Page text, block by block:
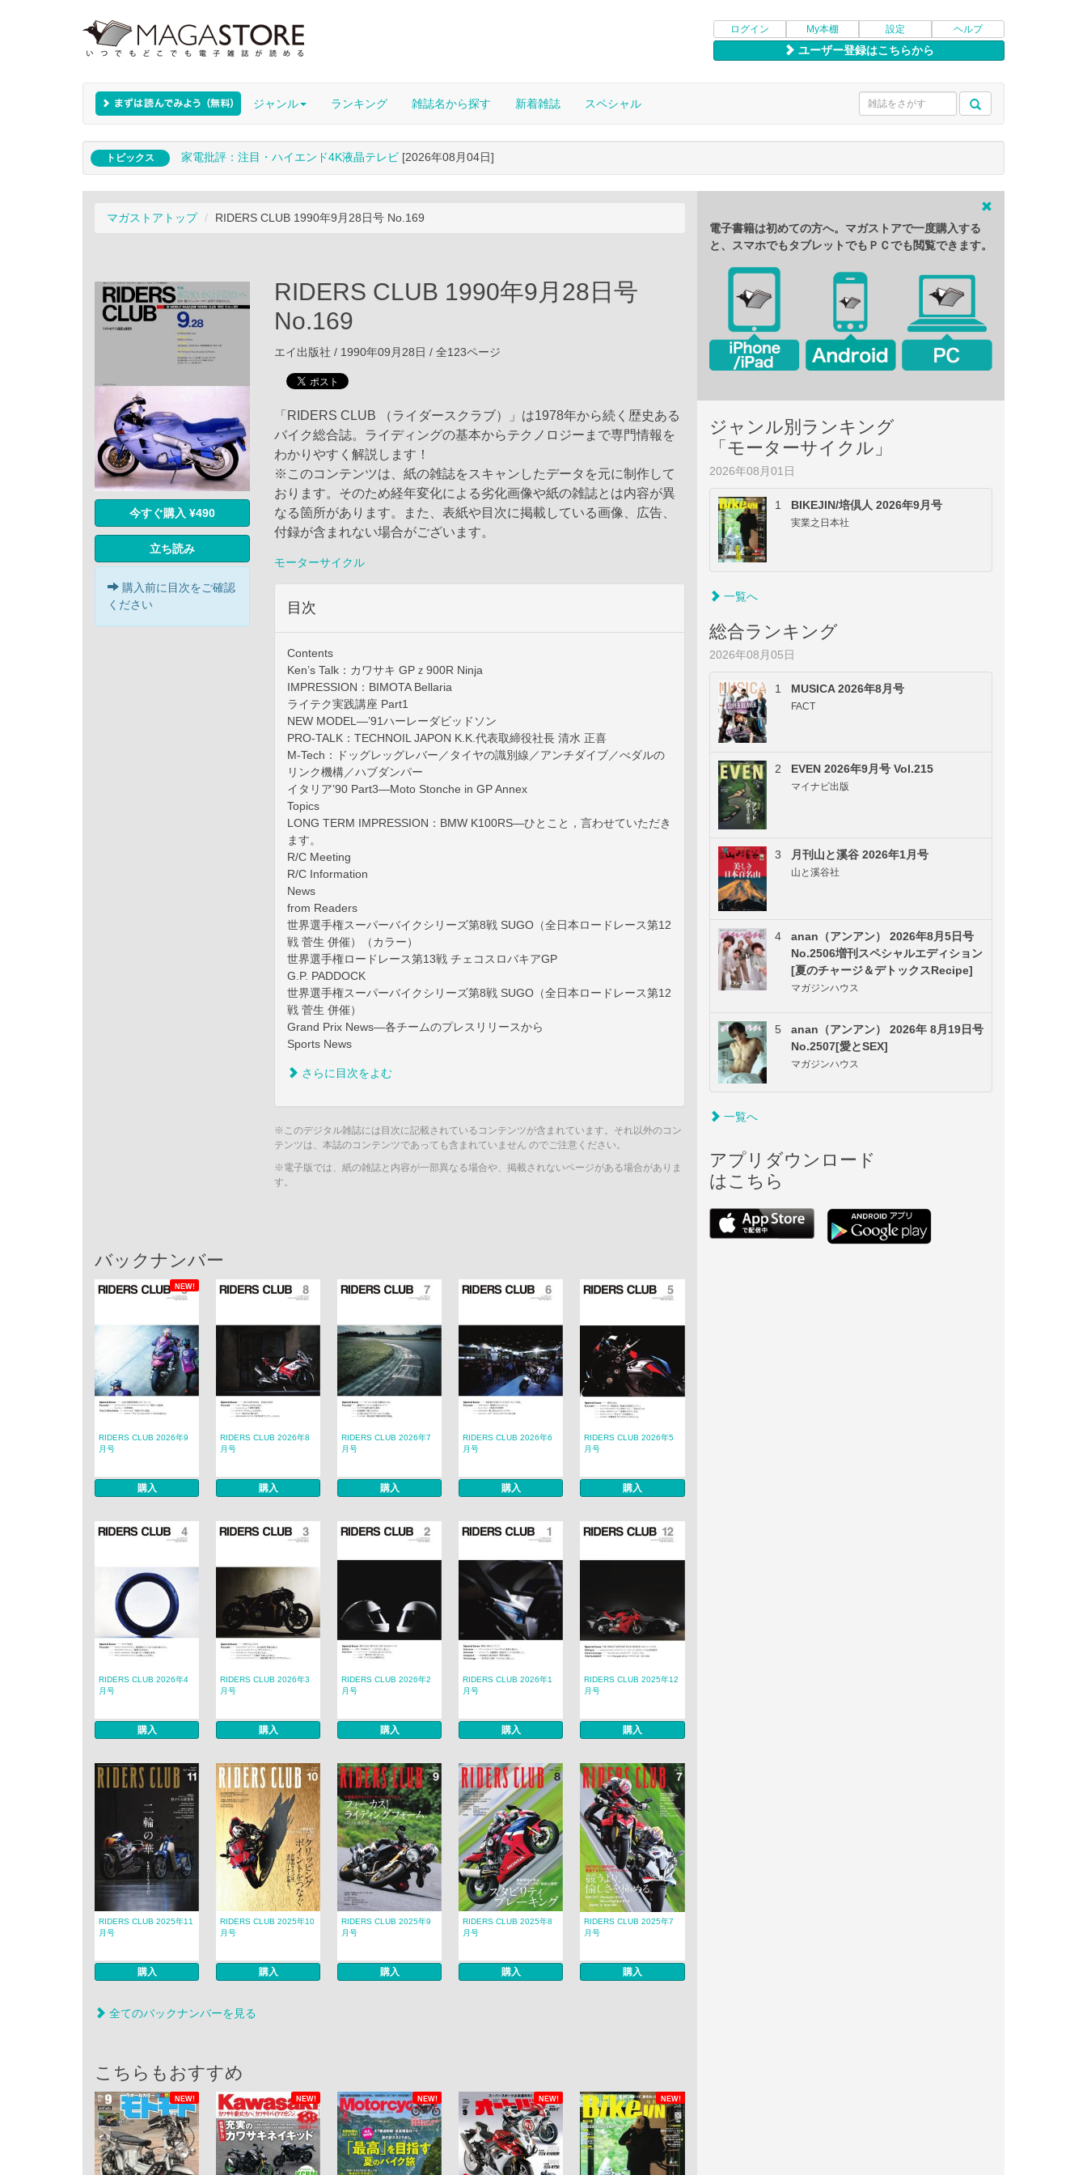
ログイン My本棚 設定 ヘルプ
ユーザー登録はこちらから
ジャンル ランキング 雑誌名から探す 新着雑誌 スペシャル
トピックス 家電批評：注目・ハイエンド4K液晶テレビ [2026年08月04日]
マガストアトップ RIDERS CLUB 1990年9月28日号 No.169
今すぐ購入 ¥490
立ち読み
購入前に目次をご確認
ください
RIDERS CLUB 1990年9月28日号
No.169
エイ出版社 / 1990年09月28日 / 全123ページ
「RIDERS CLUB （ライダースクラブ）」は1978年から続く歴史ある
バイク総合誌。ライディングの基本からテクノロジーまで専門情報を
わかりやすく解説します！
※このコンテンツは、紙の雑誌をスキャンしたデータを元に制作して
おります。そのため経年変化による劣化画像や紙の雑誌とは内容が異
なる箇所があります。また、表紙や目次に掲載している画像、広告、
付録が含まれない場合がございます。
モーターサイクル
目次
Contents
Ken’s Talk：カワサキ GPｚ900R Ninja
IMPRESSION：BIMOTA Bellaria
ライテク実践講座 Part1
NEW MODEL―’91ハーレーダビッドソン
PRO‐TALK：TECHNOIL JAPON K.K.代表取締役社長 清水 正喜
M‐Tech：ドッグレッグレバー／タイヤの識別線／アンチダイブ／べダルの
リンク機構／ハブダンパー
イタリア’90 Part3―Moto Stonche in GP Annex
Topics
LONG TERM IMPRESSION：BMW K100RS―ひとこと，言わせていただき
ます。
R/C Meeting
R/C Information
News
from Readers
世界選手権スーパーバイクシリーズ第8戦 SUGO（全日本ロードレース第12
戦 菅生 併催）（カラー）
世界選手権ロードレース第13戦 チェコスロバキアGP
G.P. PADDOCK
世界選手権スーパーバイクシリーズ第8戦 SUGO（全日本ロードレース第12
戦 菅生 併催）
Grand Prix News―各チームのプレスリリースから
Sports News
さらに目次をよむ
※このデジタル雑誌には目次に記載されているコンテンツが含まれています。それ以外のコン
テンツは、本誌のコンテンツであっても含まれていません のでご注意ください。
※電子版では、紙の雑誌と内容が一部異なる場合や、掲載されないページがある場合がありま
す。
バックナンバー
NEW!
RIDERS CLUB 2026年9
月号
購入
RIDERS CLUB 2026年8
月号
購入
RIDERS CLUB 2026年7
月号
購入
RIDERS CLUB 2026年6
月号
購入
RIDERS CLUB 2026年5
月号
購入
RIDERS CLUB 2026年4
月号
購入
RIDERS CLUB 2026年3
月号
購入
RIDERS CLUB 2026年2
月号
購入
RIDERS CLUB 2026年1
月号
購入
RIDERS CLUB 2025年12
月号
購入
RIDERS CLUB 2025年11
月号
購入
RIDERS CLUB 2025年10
月号
購入
RIDERS CLUB 2025年9
月号
購入
RIDERS CLUB 2025年8
月号
購入
RIDERS CLUB 2025年7
月号
購入
全てのバックナンバーを見る
こちらもおすすめ
NEW! NEW! NEW! NEW! NEW!
電子書籍は初めての方へ。マガストアで一度購入する
と、スマホでもタブレットでもＰＣでも閲覧できます。
ジャンル別ランキング
「モーターサイクル」
2026年08月01日
1 BIKEJIN/培倶人 2026年9月号
実業之日本社
一覧へ
総合ランキング
2026年08月05日
1 MUSICA 2026年8月号
FACT
2 EVEN 2026年9月号 Vol.215
マイナビ出版
3 月刊山と溪谷 2026年1月号
山と溪谷社
4
anan（アンアン） 2026年8月5日号
No.2506増刊スペシャルエディション
[夏のチャージ＆デトックスRecipe]
マガジンハウス
5
anan（アンアン） 2026年 8月19日号
No.2507[愛とSEX]
マガジンハウス
一覧へ
アプリダウンロード
はこちら